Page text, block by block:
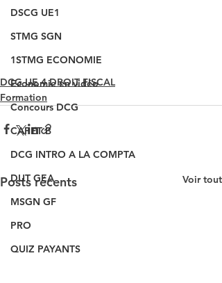
DSCG UE1
STMG SGN
1STMG ECONOMIE
Economie en vidéo
Concours DCG
CAPET B
DCG INTRO A LA COMPTA
DUT GEA
MSGN GF
PRO
QUIZ PAYANTS
DCG UE 4 DROIT FISCAL
Formation
Posts récents Voir tout